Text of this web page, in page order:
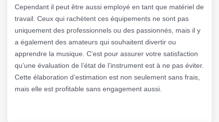
Cependant il peut être aussi employé en tant que matériel de
travail. Ceux qui rachètent ces équipements ne sont pas
uniquement des professionnels ou des passionnés, mais il y
a également des amateurs qui souhaitent divertir ou
apprendre la musique. C’est pour assurer votre satisfaction
qu’une évaluation de l’état de l’instrument est à ne pas éviter.
Cette élaboration d’estimation est non seulement sans frais,
mais elle est profitable sans engagement aussi.